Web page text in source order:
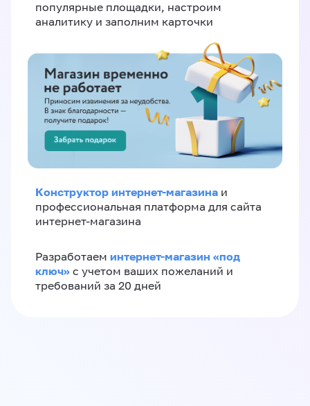
популярные площадки, настроим
аналитику и заполним карточки
Конструктор интернет-магазина и
профессиональная платформа для сайта
интернет-магазина
Разработаем интернет-магазин «‎под
ключ»‎ с учетом ваших пожеланий и
требований за 20 дней